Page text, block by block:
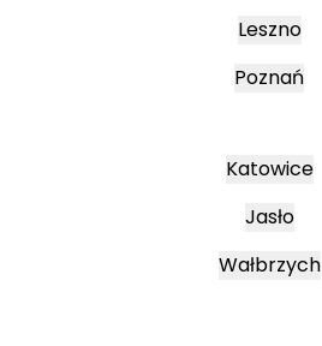
Leszno
Poznań
Katowice
Jasło
Wałbrzych